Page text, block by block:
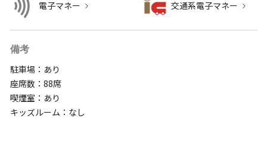
電子マネー 交通系電子マネー
備考
駐車場：あり
座席数：88席
喫煙室：あり
キッズルーム：なし